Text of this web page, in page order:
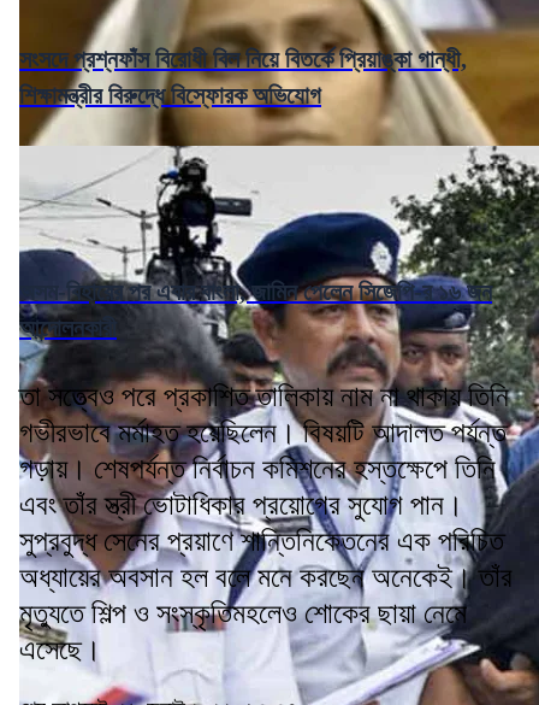
সংসদে প্রশ্নফাঁস বিরোধী বিল নিয়ে বিতর্কে প্রিয়াঙ্কা গান্ধী,
শিক্ষামন্ত্রীর বিরুদ্ধে বিস্ফোরক অভিযোগ
অসম-বিহারের পর এবার বাংলা, জামিন পেলেন সিজেপি-র ১৬ জন
আন্দোলনকারী
তা সত্ত্বেও পরে প্রকাশিত তালিকায় নাম না থাকায় তিনি
গভীরভাবে মর্মাহত হয়েছিলেন। বিষয়টি আদালত পর্যন্ত
গড়ায়। শেষপর্যন্ত নির্বাচন কমিশনের হস্তক্ষেপে তিনি
এবং তাঁর স্ত্রী ভোটাধিকার প্রয়োগের সুযোগ পান।
সুপ্রবুদ্ধ সেনের প্রয়াণে শান্তিনিকেতনের এক পরিচিত
অধ্যায়ের অবসান হল বলে মনে করছেন অনেকেই। তাঁর
মৃত্যুতে শিল্প ও সংস্কৃতিমহলেও শোকের ছায়া নেমে
এসেছে।